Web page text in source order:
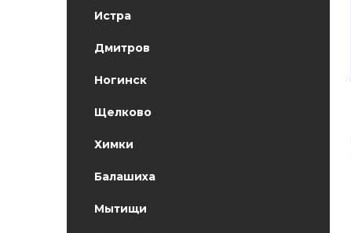
Истра
Дмитров
Ногинск
Щелково
Химки
Балашиха
Мытищи